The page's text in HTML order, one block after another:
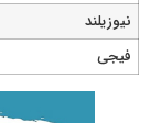
نیوزیلند
فیجی